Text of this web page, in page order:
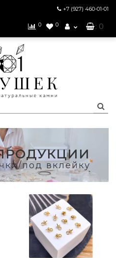
+7 (927) 460-01-01
0 0 : 0
под вклейку